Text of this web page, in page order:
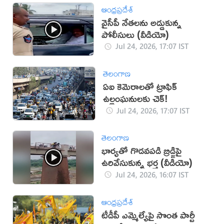
ఆంధ్రప్రదేశ్
వైసీపీ నేతలను అడ్డుకున్న
పోలీసులు (వీడియో)
Jul 24, 2026, 17:07 IST
తెలంగాణ
ఏఐ కెమెరాలతో ట్రాఫిక్
ఉల్లంఘనులకు చెక్!
Jul 24, 2026, 17:07 IST
తెలంగాణ
భార్యతో గొడవపడి బ్రిడ్జిపై
ఉరివేసుకున్న భర్త (వీడియో)
Jul 24, 2026, 16:07 IST
ఆంధ్రప్రదేశ్
టీడీపీ ఎమ్మెల్యేపై సొంత పార్టీ